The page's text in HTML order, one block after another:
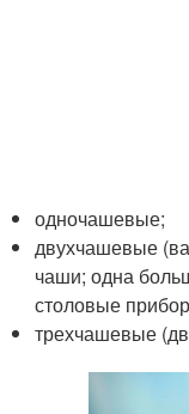
одночашевые;
двухчашевые
чаши; одна
столовые
трехчашевые